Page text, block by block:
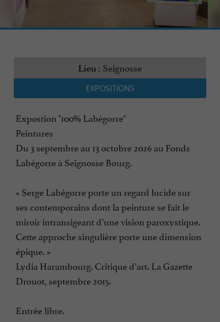
Lieu : Seignosse
EXPOSITIONS
Expostion "100% Labégorre"
Peintures
Du 3 septembre au 13 octobre 2026 au Fonds
Labégorre à Seignosse Bourg.
« Serge Labégorre porte un regard lucide sur
ses contemporains dont la peinture se fait le
miroir intransigeant d’une vision paroxystique.
Cette approche singulière porte une dimension
épique. »
Lydia Harambourg. Critique d’art. La Gazette
Drouot, septembre 2015.
Entrée libre.